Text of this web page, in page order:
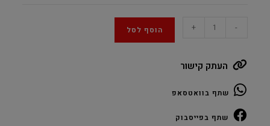
14700KF
5.6GHz
33MB
cache
-
+ הוסף לסל
העתק קישור
שתף בוואטסאפ
שתף בפייסבוק